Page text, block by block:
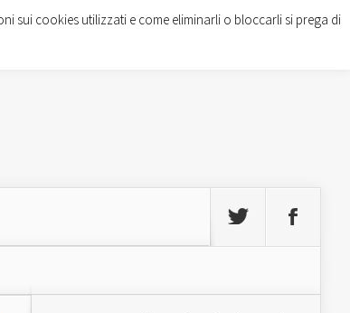
sui cookies utilizzati e come eliminarli o bloccarli si prega di